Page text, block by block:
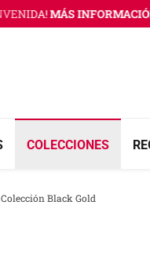
MÁS INFORMACIÓN
COLECCIONES
Colección Black Gold